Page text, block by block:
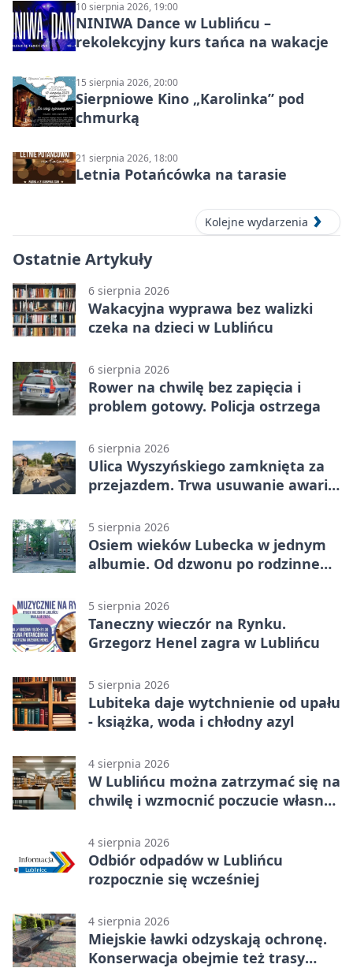
10 sierpnia 2026, 19:00
NINIWA Dance w Lublińcu –
rekolekcyjny kurs tańca na wakacje
15 sierpnia 2026, 20:00
Sierpniowe Kino „Karolinka” pod
chmurką
21 sierpnia 2026, 18:00
Letnia Potańcówka na tarasie
Kolejne wydarzenia
Ostatnie Artykuły
6 sierpnia 2026
Wakacyjna wyprawa bez walizki
czeka na dzieci w Lublińcu
6 sierpnia 2026
Rower na chwilę bez zapięcia i
problem gotowy. Policja ostrzega
6 sierpnia 2026
Ulica Wyszyńskiego zamknięta za
przejazdem. Trwa usuwanie awarii
5 sierpnia 2026
Osiem wieków Lubecka w jednym
albumie. Od dzwonu po rodzinne
5 sierpnia 2026
Taneczny wieczór na Rynku.
Grzegorz Henel zagra w Lublińcu
5 sierpnia 2026
Lubiteka daje wytchnienie od upału
- książka, woda i chłodny azyl
4 sierpnia 2026
W Lublińcu można zatrzymać się na
chwilę i wzmocnić poczucie własnej
4 sierpnia 2026
Odbiór odpadów w Lublińcu
rozpocznie się wcześniej
4 sierpnia 2026
Miejskie ławki odzyskają ochronę.
Konserwacja obejmie też trasy